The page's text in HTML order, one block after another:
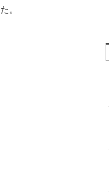
。